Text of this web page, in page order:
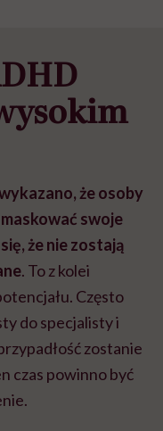
że osoby
swoje
że nie zostają
. To z kolei
Często
do specjalisty i
zostanie
czas powinno być